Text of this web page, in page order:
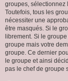
groupes, sélectionnez
Toutefois, tous les
nécessiter une
être masqués. Si le
librement. Si le
groupe mais votre
groupe. Ce dernier
le groupe et ainsi
pas le chef de groupe